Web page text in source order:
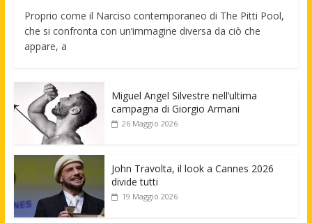
Proprio come il Narciso contemporaneo di The Pitti Pool,
che si confronta con un’immagine diversa da ciò che
appare, a
Miguel Angel Silvestre nell’ultima
campagna di Giorgio Armani
26 Maggio 2026
John Travolta, il look a Cannes 2026
divide tutti
19 Maggio 2026